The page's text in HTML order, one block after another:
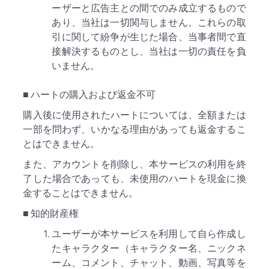
ーザーと広告主との間でのみ成立するもので
あり、当社は一切関与しません。これらの取
引に関して紛争が生じた場合、当事者間で直
接解決するものとし、当社は一切の責任を負
いません。
■ ハートの購入および返金不可
購入後に使用されたハートについては、全額または
一部を問わず、いかなる理由があっても返金するこ
とはできません。
また、アカウントを削除し、本サービスの利用を終
了した場合であっても、未使用のハートを現金に換
金することはできません。
■ 知的財産権
ユーザーが本サービスを利用して自ら作成し
たキャラクター（キャラクター名、ニックネ
ーム、コメント、チャット、動画、写真等を